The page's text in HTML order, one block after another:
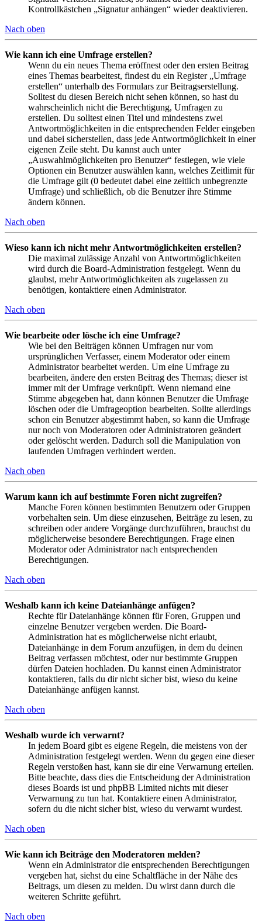
Kontrollkästchen „Signatur anhängen“ wieder deaktivieren.
Nach oben
Wie kann ich eine Umfrage erstellen?
Wenn du ein neues Thema eröffnest oder den ersten Beitrag
eines Themas bearbeitest, findest du ein Register „Umfrage
erstellen“ unterhalb des Formulars zur Beitragserstellung.
Solltest du diesen Bereich nicht sehen können, so hast du
wahrscheinlich nicht die Berechtigung, Umfragen zu
erstellen. Du solltest einen Titel und mindestens zwei
Antwortmöglichkeiten in die entsprechenden Felder eingeben
und dabei sicherstellen, dass jede Antwortmöglichkeit in einer
eigenen Zeile steht. Du kannst auch unter
„Auswahlmöglichkeiten pro Benutzer“ festlegen, wie viele
Optionen ein Benutzer auswählen kann, welches Zeitlimit für
die Umfrage gilt (0 bedeutet dabei eine zeitlich unbegrenzte
Umfrage) und schließlich, ob die Benutzer ihre Stimme
ändern können.
Nach oben
Wieso kann ich nicht mehr Antwortmöglichkeiten erstellen?
Die maximal zulässige Anzahl von Antwortmöglichkeiten
wird durch die Board-Administration festgelegt. Wenn du
glaubst, mehr Antwortmöglichkeiten als zugelassen zu
benötigen, kontaktiere einen Administrator.
Nach oben
Wie bearbeite oder lösche ich eine Umfrage?
Wie bei den Beiträgen können Umfragen nur vom
ursprünglichen Verfasser, einem Moderator oder einem
Administrator bearbeitet werden. Um eine Umfrage zu
bearbeiten, ändere den ersten Beitrag des Themas; dieser ist
immer mit der Umfrage verknüpft. Wenn niemand eine
Stimme abgegeben hat, dann können Benutzer die Umfrage
löschen oder die Umfrageoption bearbeiten. Sollte allerdings
schon ein Benutzer abgestimmt haben, so kann die Umfrage
nur noch von Moderatoren oder Administratoren geändert
oder gelöscht werden. Dadurch soll die Manipulation von
laufenden Umfragen verhindert werden.
Nach oben
Warum kann ich auf bestimmte Foren nicht zugreifen?
Manche Foren können bestimmten Benutzern oder Gruppen
vorbehalten sein. Um diese einzusehen, Beiträge zu lesen, zu
schreiben oder andere Vorgänge durchzuführen, brauchst du
möglicherweise besondere Berechtigungen. Frage einen
Moderator oder Administrator nach entsprechenden
Berechtigungen.
Nach oben
Weshalb kann ich keine Dateianhänge anfügen?
Rechte für Dateianhänge können für Foren, Gruppen und
einzelne Benutzer vergeben werden. Die Board-
Administration hat es möglicherweise nicht erlaubt,
Dateianhänge in dem Forum anzufügen, in dem du deinen
Beitrag verfassen möchtest, oder nur bestimmte Gruppen
dürfen Dateien hochladen. Du kannst einen Administrator
kontaktieren, falls du dir nicht sicher bist, wieso du keine
Dateianhänge anfügen kannst.
Nach oben
Weshalb wurde ich verwarnt?
In jedem Board gibt es eigene Regeln, die meistens von der
Administration festgelegt werden. Wenn du gegen eine dieser
Regeln verstoßen hast, kann sie dir eine Verwarnung erteilen.
Bitte beachte, dass dies die Entscheidung der Administration
dieses Boards ist und phpBB Limited nichts mit dieser
Verwarnung zu tun hat. Kontaktiere einen Administrator,
sofern du die nicht sicher bist, wieso du verwarnt wurdest.
Nach oben
Wie kann ich Beiträge den Moderatoren melden?
Wenn ein Administrator die entsprechenden Berechtigungen
vergeben hat, siehst du eine Schaltfläche in der Nähe des
Beitrags, um diesen zu melden. Du wirst dann durch die
weiteren Schritte geführt.
Nach oben